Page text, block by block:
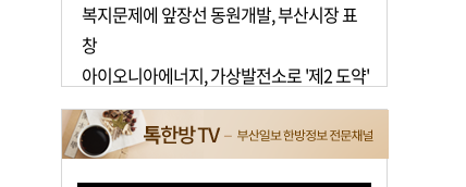
복지문제에 앞장선 동원개발, 부산시장 표
창
아이오니아에너지, 가상발전소로 '제2 도약'